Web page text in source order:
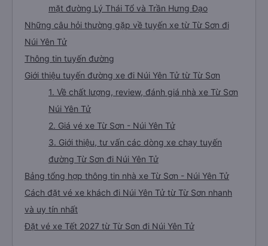
mặt đường Lý Thái Tổ và Trần Hưng Đạo
Những câu hỏi thường gặp về tuyến xe từ Từ Sơn đi
Núi Yên Tử
Thông tin tuyến đường
Giới thiệu tuyến đường xe đi Núi Yên Tử từ Từ Sơn
1. Về chất lượng, review, đánh giá nhà xe Từ Sơn
Núi Yên Tử
2. Giá vé xe Từ Sơn - Núi Yên Tử
3. Giới thiệu, tư vấn các dòng xe chạy tuyến
đường Từ Sơn đi Núi Yên Tử
Bảng tổng hợp thông tin nhà xe Từ Sơn - Núi Yên Tử
Cách đặt vé xe khách đi Núi Yên Tử từ Từ Sơn nhanh
và uy tín nhất
Đặt vé xe Tết 2027 từ Từ Sơn đi Núi Yên Tử